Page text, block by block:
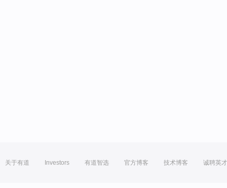
关于有道 Investors 有道智选 官方博客 技术博客 诚聘英才